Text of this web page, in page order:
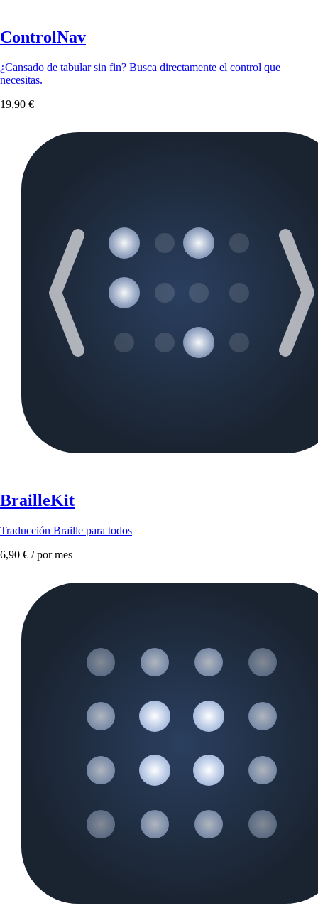
ControlNav
¿Cansado de tabular sin fin? Busca directamente el control que
necesitas.
19,90 €
BrailleKit
Traducción Braille para todos
6,90 € / por mes